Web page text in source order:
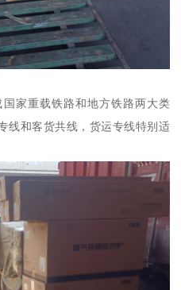
家重载铁路和地方铁路两大类
线和客货共线，货运专线特别适